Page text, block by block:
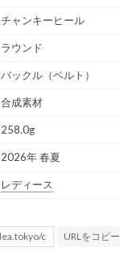
チャンキーヒール
ラウンド
バックル（ベルト）
合成素材
258.0g
2026年 春夏
レディース
URLをコピー